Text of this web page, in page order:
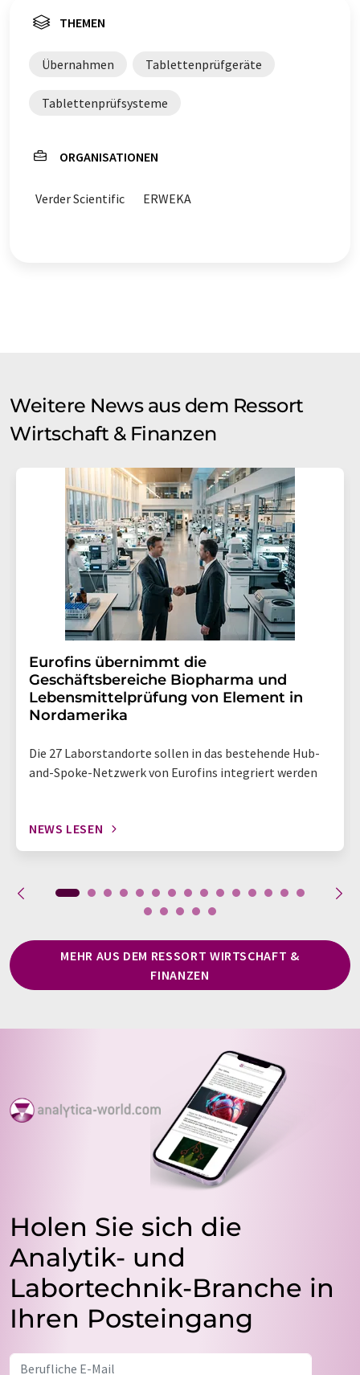
THEMEN
Übernahmen Tablettenprüfgeräte
Tablettenprüfsysteme
ORGANISATIONEN
Verder Scientific ERWEKA
Weitere News aus dem Ressort
Wirtschaft & Finanzen
Eurofins übernimmt die
Geschäftsbereiche Biopharma und
Lebensmittelprüfung von Element in
Nordamerika
Die 27 Laborstandorte sollen in das bestehende Hub-
and-Spoke-Netzwerk von Eurofins integriert werden
NEWS LESEN
MEHR AUS DEM RESSORT WIRTSCHAFT &
FINANZEN
Holen Sie sich die
Analytik- und
Labortechnik-Branche in
Ihren Posteingang